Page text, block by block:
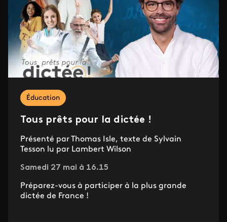
Éducation
Tous prêts pour la dictée !
Présenté par Thomas Isle, texte de Sylvain
Tesson lu par Lambert Wilson
Samedi 27 mai à 16.15
Préparez-vous à participer à la plus grande
dictée de France !